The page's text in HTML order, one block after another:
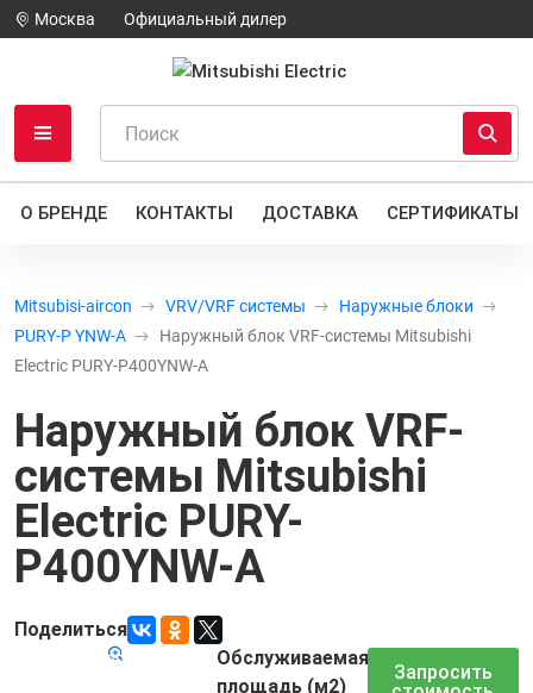
Москва Официальный дилер
О БРЕНДЕ КОНТАКТЫ ДОСТАВКА СЕРТИФИКАТЫ
Mitsubisi-aircon VRV/VRF системы
Наружные блоки
PURY-P YNW-A
Наружный блок VRF-системы Mitsubishi
Electric PURY-P400YNW-A
Наружный блок VRF-
системы Mitsubishi
Electric PURY-
P400YNW-A
Поделиться
Код товара:
Запросить
Обслуживаемая
площадь (м2)